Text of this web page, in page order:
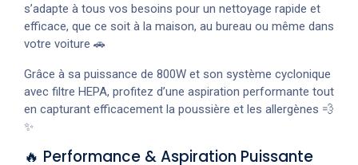
s’adapte à tous vos besoins pour un nettoyage rapide et
efficace, que ce soit à la maison, au bureau ou même dans
votre voiture 🚗
Grâce à sa puissance de 800W et son système cyclonique
avec filtre HEPA, profitez d’une aspiration performante tout
en capturant efficacement la poussière et les allergènes 💨
✨
🔥 Performance & Aspiration Puissante